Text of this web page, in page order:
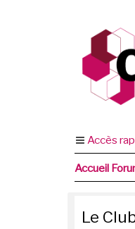
Accès
Accueil
Le